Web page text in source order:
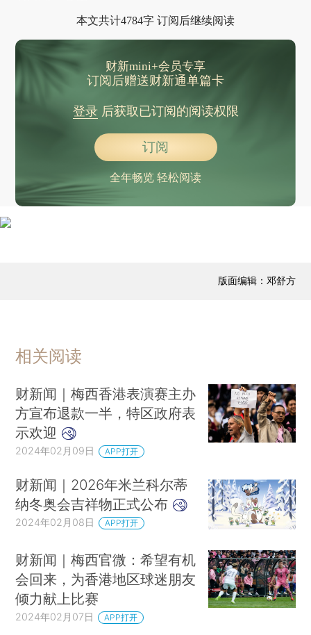
本文共计4784字 订阅后继续阅读
财新mini+会员专享
订阅后赠送财新通单篇卡
登录后获取已订阅的阅读权限
订阅
全年畅览 轻松阅读
版面编辑：邓舒方
相关阅读
财新闻｜梅西香港表演赛主办
方宣布退款一半，特区政府表
示欢迎
2024年02月09日 APP打开
财新闻｜2026年米兰科尔蒂
纳冬奥会吉祥物正式公布
2024年02月08日 APP打开
财新闻｜梅西官微：希望有机
会回来，为香港地区球迷朋友
倾力献上比赛
2024年02月07日 APP打开